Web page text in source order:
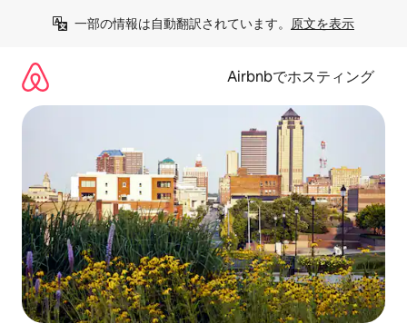
一部の情報は自動翻訳されています。 原文を表示
Airbnbでホスティング